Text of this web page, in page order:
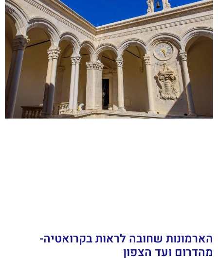
הארמונות שחובה לראות בקרואטיה-
מהדרום ועד הצפון